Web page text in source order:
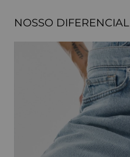
NOSSO DIFERENCIAL